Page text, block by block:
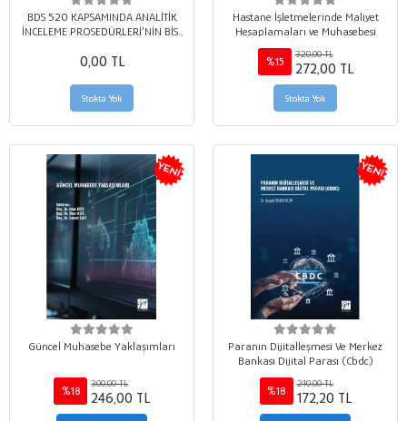
BDS 520 KAPSAMINDA ANALİTİK
İNCELEME PROSEDÜRLERİ’NİN BİST
0,00 TL
Stokta Yok
Hastane İşletmelerinde Maliyet
Hesaplamaları ve Muhasebesi
%15
320,00 TL
272,00 TL
Stokta Yok
Güncel Muhasebe Yaklaşımları
%18
300,00 TL
246,00 TL
Paranın Dijitalleşmesi Ve Merkez
Bankası Dijital Parası (Cbdc)
%18
210,00 TL
172,20 TL